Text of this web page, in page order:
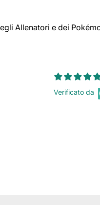
Allenatori e dei
Verificato da